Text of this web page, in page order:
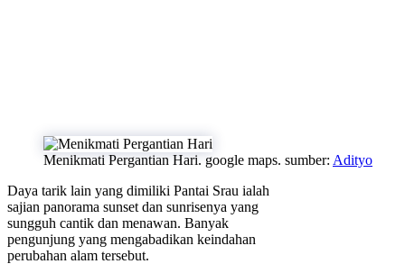
Menikmati Pergantian Hari. google maps. sumber: Adityo
Daya tarik lain yang dimiliki Pantai Srau ialah
sajian panorama sunset dan sunrisenya yang
sungguh cantik dan menawan. Banyak
pengunjung yang mengabadikan keindahan
perubahan alam tersebut.